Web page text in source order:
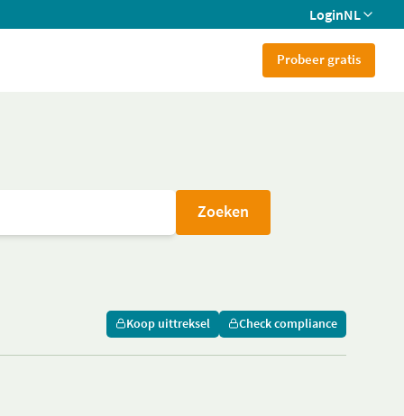
LoginNL
Probeer gratis
Zoeken
Koop uittreksel Check compliance